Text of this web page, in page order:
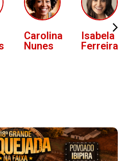
Isabela
Ferreira
Lucas
Oliveira